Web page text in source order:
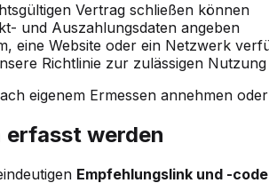
Vertrag schließen können
und Auszahlungsdaten angeben
eine Website oder ein Netzwerk
Richtlinie zur zulässigen
eigenem Ermessen annehmen
erfasst werden
Empfehlungslink und -code